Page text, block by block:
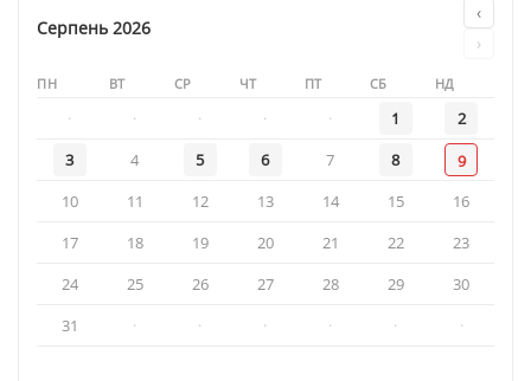
Серпень 2026
‹
›
ПН ВТ СР ЧТ ПТ СБ НД
· · · · · 1
2
3
4 5 6 7 8
9
10
11 12 13 14 15
16
17
18 19 20 21 22
23
24
25 26 27 28 29
30
31
· · · · · ·